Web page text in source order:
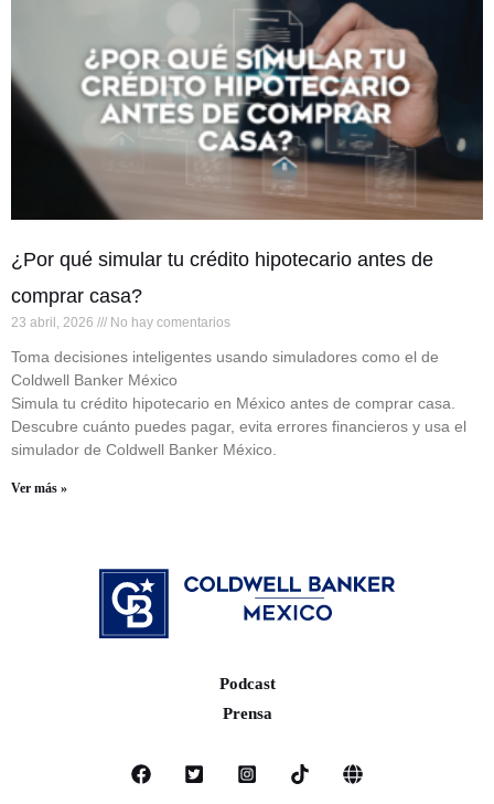
¿Por qué simular tu crédito hipotecario antes de
comprar casa?
23 abril, 2026 No hay comentarios
Toma decisiones inteligentes usando simuladores como el de
Coldwell Banker México
Simula tu crédito hipotecario en México antes de comprar casa.
Descubre cuánto puedes pagar, evita errores financieros y usa el
simulador de Coldwell Banker México.
Ver más »
Podcast
Prensa